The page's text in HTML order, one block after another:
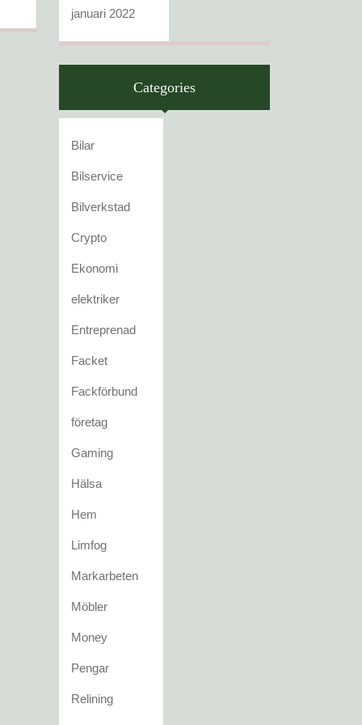
januari 2022
Categories
Bilar
Bilservice
Bilverkstad
Crypto
Ekonomi
elektriker
Entreprenad
Facket
Fackförbund
företag
Gaming
Hälsa
Hem
Limfog
Markarbeten
Möbler
Money
Pengar
Relining